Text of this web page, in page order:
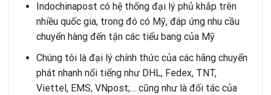
Indochinapost có hệ thống đại lý phủ khắp trên
nhiều quốc gia, trong đó có Mỹ, đáp ứng nhu cầu
chuyển hàng đến tận các tiểu bang của Mỹ
Chúng tôi là đại lý chính thức của các hãng chuyển
phát nhanh nổi tiếng như DHL, Fedex, TNT,
Viettel, EMS, VNpost;… cũng như là đối tác của